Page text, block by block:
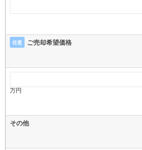
任意 ご売却希望価格
万円
その他